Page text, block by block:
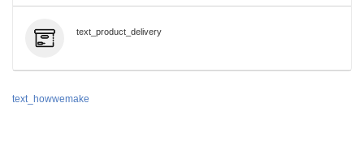
text_product_delivery
text_howwemake